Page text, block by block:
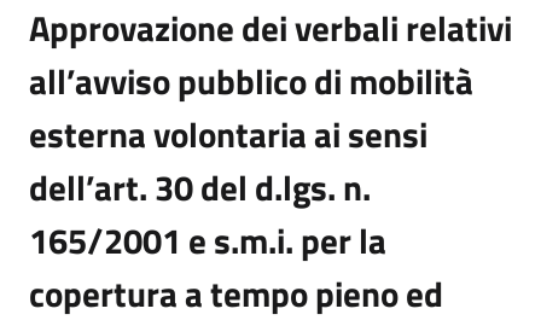
Approvazione dei verbali relativi
all’avviso pubblico di mobilità
esterna volontaria ai sensi
dell’art. 30 del d.lgs. n.
165/2001 e s.m.i. per la
copertura a tempo pieno ed